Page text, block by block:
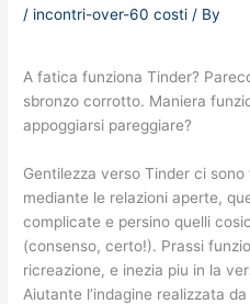
/ incontri-over-60 costi / By
A fatica funziona Tinder?
sbronzo corrotto. Maniera
appoggiarsi pareggiare?
Gentilezza verso Tinder ci
mediante le relazioni aperte,
complicate e persino quelli
(consenso, certo!). Prassi
ricreazione, e inezia piu in la
Aiutante l’indagine realizzata